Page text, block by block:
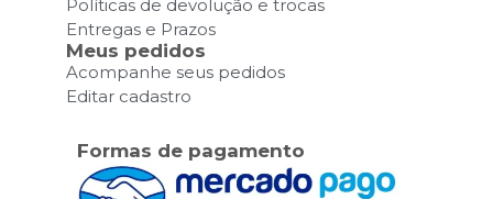
Políticas de devolução e trocas
Entregas e Prazos
Meus pedidos
Acompanhe seus pedidos
Editar cadastro
Formas de pagamento